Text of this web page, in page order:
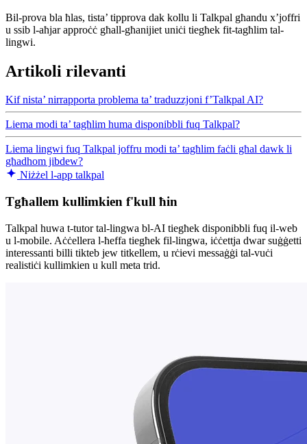
Bil-prova bla ħlas, tista’ tipprova dak kollu li Talkpal għandu x’joffri
u ssib l-aħjar approċċ għall-għanijiet uniċi tiegħek fit-tagħlim tal-
lingwi.
Artikoli rilevanti
Kif nista’ nirrapporta problema ta’ traduzzjoni f’Talkpal AI?
Liema modi ta’ tagħlim huma disponibbli fuq Talkpal?
Liema lingwi fuq Talkpal joffru modi ta’ tagħlim faċli għal dawk li
għadhom jibdew?
Niżżel l-app talkpal
Tgħallem kullimkien f'kull ħin
Talkpal huwa t-tutor tal-lingwa bl-AI tiegħek disponibbli fuq il-web
u l-mobile. Aċċellera l-ħeffa tiegħek fil-lingwa, iċċettja dwar suġġetti
interessanti billi tikteb jew titkellem, u rċievi messaġġi tal-vuċi
realistiċi kullimkien u kull meta trid.